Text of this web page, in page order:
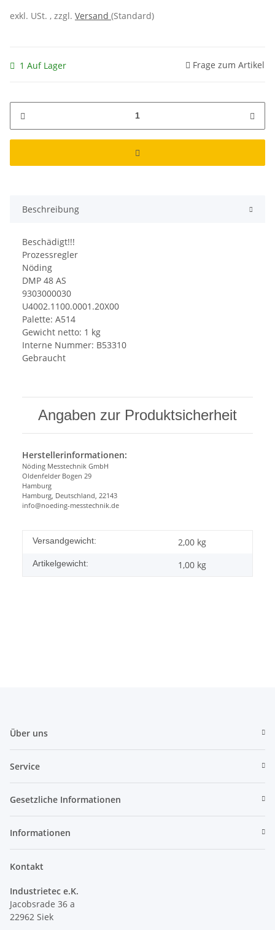
exkl. USt. , zzgl. Versand (Standard)
1 Auf Lager Frage zum Artikel
Beschreibung
Beschädigt!!!
Prozessregler
Nöding
DMP 48 AS
9303000030
U4002.1100.0001.20X00
Palette: A514
Gewicht netto: 1 kg
Interne Nummer: B53310
Gebraucht
Angaben zur Produktsicherheit
Herstellerinformationen:
Nöding Messtechnik GmbH
Oldenfelder Bogen 29
Hamburg
Hamburg, Deutschland, 22143
info@noeding-messtechnik.de
Versandgewicht: 2,00 kg
Artikelgewicht: 1,00 kg
Über uns
Service
Gesetzliche Informationen
Informationen
Kontakt
Industrietec e.K.
Jacobsrade 36 a
22962 Siek